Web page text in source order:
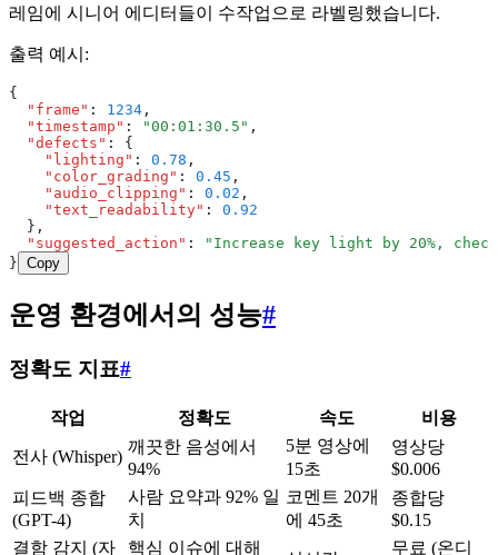
레임에 시니어 에디터들이 수작업으로 라벨링했습니다.
출력 예시:
{
  "frame"
: 1234 ,
  "timestamp"
: "00:01:30.5" ,
  "defects"
:
{
    "lighting"
: 0.78 ,
    "color_grading"
: 0.45 ,
    "audio_clipping"
: 0.02 ,
    "text_readability"
:
0.92
  }
,
  "suggested_action"
:
"Increase key light by 20%,
} Copy
운영 환경에서의 성능#
정확도 지표#
작업 정확도 속도 비용
전사 (Whisper)
깨끗한 음성에서
94%
5분 영상에
15초
영상당
$0.006
피드백 종합
(GPT-4)
사람 요약과 92% 일
치
코멘트 20개
에 45초
종합당
$0.15
결함 감지 (자
핵심 이슈에 대해 무료 (온디